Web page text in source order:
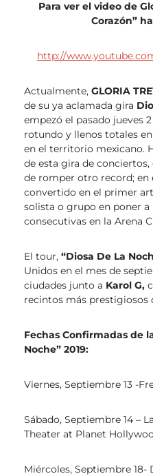
Para ver el video de
Corazón”
http://
Actualmente, GLORIA
de su ya aclamada gira
empezó el pasado jueves
rotundo y llenos totales
en el territorio mexicano.
de esta gira de conciertos,
de romper otro record; en
convertido en el primer
solista o grupo en poner a
consecutivas en la Arena
El tour, “Diosa De La
Unidos en el mes de
ciudades junto a Karol G,
recintos más prestigiosos
Fechas Confirmadas de
Noche” 2019:
Viernes, Septiembre 13 -
Sábado, Septiembre 14 –
Theater at Planet
Miércoles, Septiembre 18-